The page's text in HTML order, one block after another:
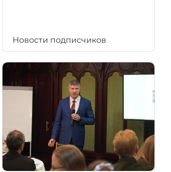
Новости подписчиков